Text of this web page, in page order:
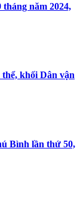
năm 2024,
khối Dân vận
Bình lần thứ 50,